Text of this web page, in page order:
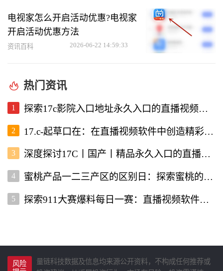
电视家怎么开启活动优惠?电视家
开启活动优惠方法
资讯百科 2026-06-22 14:59:33
热门资讯
1 探索17c影院入口地址永久入口的直播视频软件使用体验
2 17.c-起草口在：在直播视频软件中创造精彩内容的新机遇
3 深度探讨17C丨国产丨精品永久入口的直播视频软件优势与特点
4 蜜桃产品一二三产区的区别日：探索蜜桃的多样性与价值
5 探索911大赛爆料每日一赛：直播视频软件为你带来的精彩赛事
风险
量链科技数据及信息均来源公开资料，不构成任何推荐或